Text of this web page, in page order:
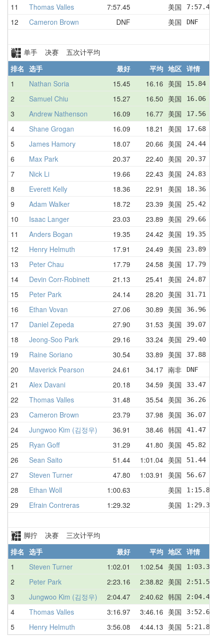
11 Thomas Valles 7:57.45 美国 7:57.45
12 Cameron Brown DNF 美国 DNF
单手 决赛 五次计平均
排名 选手 最好 平均 地区 详情
1
Nathan Soria 15.45 16.16 美国 15.84
2 Samuel Chiu 15.27 16.50 美国 16.06
3 Andrew Nathenson 16.09 16.77 美国 17.56
4 Shane Grogan 16.09 18.21 美国 17.68
5 James Hamory 18.07 20.66 美国 24.44
6 Max Park 20.37 22.40 美国 20.37
7 Nick Li 19.66 22.43 美国 24.83
8 Everett Kelly 18.36 22.91 美国 18.36
9 Adam Walker 18.72 23.39 美国 25.42
10 Isaac Langer 23.03 23.89 美国 29.66
11 Anders Bogan 19.35 24.42 美国 19.35
12 Henry Helmuth 17.91 24.49 美国 23.89
13 Peter Chau 17.79 24.58 美国 17.79
14 Devin Corr-Robinett 21.13 25.41 美国 24.87
15 Peter Park 24.14 28.20 美国 31.71
16 Ethan Vovan 27.06 30.89 美国 36.96
17 Daniel Zepeda 27.90 31.53 美国 39.07
18 Jeong-Soo Park 29.16 33.24 美国 29.40
19 Raine Soriano 30.54 33.89 美国 37.88
20 Maverick Pearson 24.61 34.17 南非 DNF
21 Alex Davani 20.18 34.59 美国 33.47
22 Thomas Valles 31.48 35.54 美国 36.26
23 Cameron Brown 23.79 37.98 美国 36.07
24 Jungwoo Kim (김정우) 36.91 38.46 韩国 41.47
25 Ryan Goff 31.29 41.80 美国 45.82
26 Sean Saito 51.44 1:01.04 美国 51.44
27 Steven Turner 47.80 1:03.91 美国 56.67
28 Ethan Woll 1:00.63 美国
29 Efrain Contreras 1:29.32 美国
脚拧 决赛 三次计平均
排名 选手 最好 平均 地区 详情
1
Steven Turner 1:02.01 1:02.54 美国
2 Peter Park 2:23.16 2:38.82 美国
3 Jungwoo Kim (김정우) 2:04.47 2:40.62 韩国
4 Thomas Valles 3:16.97 3:46.16 美国
5 Henry Helmuth 3:56.08 4:44.13 美国